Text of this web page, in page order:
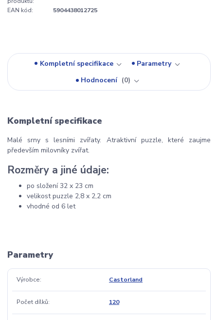
EAN kód: 5904438012725
Kompletní specifikace
Parametry
Hodnocení
0
Kompletní specifikace
Malé srny s lesními zvířaty. Atraktivní puzzle, které zaujme
především milovníky zvířat.
Rozměry a jiné údaje:
po složení 32 x 23 cm
velikost puzzle 2,8 x 2,2 cm
vhodné od 6 let
Parametry
Výrobce Castorland
Počet dílků 120